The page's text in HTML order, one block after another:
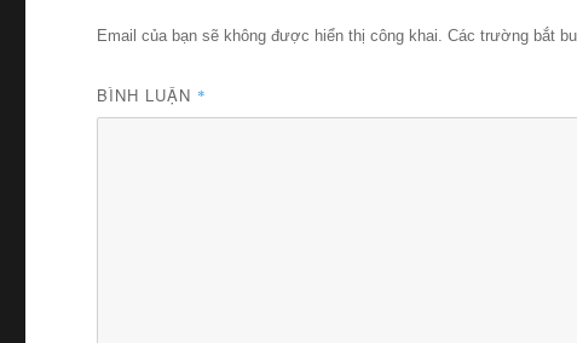
Email của bạn sẽ không được hiển thị công khai. Các trường bắt
BÌNH LUẬN *